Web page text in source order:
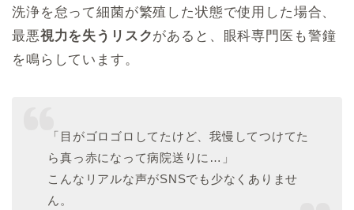
洗浄を怠って細菌が繁殖した状態で使用した場合、
最悪視力を失うリスクがあると、眼科専門医も警鐘
を鳴らしています。
「目がゴロゴロしてたけど、我慢してつけてた
ら真っ赤になって病院送りに…」
こんなリアルな声がSNSでも少なくありませ
ん。